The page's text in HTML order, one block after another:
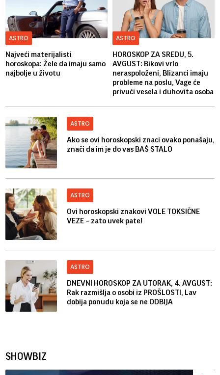
ASTRO
Najveći materijalisti
horoskopa: Žele da imaju samo
najbolje u životu
ASTRO
HOROSKOP ZA SREDU, 5.
AVGUST: Bikovi vrlo
neraspoloženi, Blizanci imaju
probleme na poslu, Vage će
privući vesela i duhovita osoba
ASTRO
Ako se ovi horoskopski znaci ovako ponašaju,
znači da im je do vas BAŠ STALO
ASTRO
Ovi horoskopski znakovi VOLE TOKSIČNE
VEZE – zato uvek pate!
ASTRO
DNEVNI HOROSKOP ZA UTORAK, 4. AVGUST:
Rak razmišlja o osobi iz PROŠLOSTI, Lav
dobija ponudu koja se ne ODBIJA
SHOWBIZ